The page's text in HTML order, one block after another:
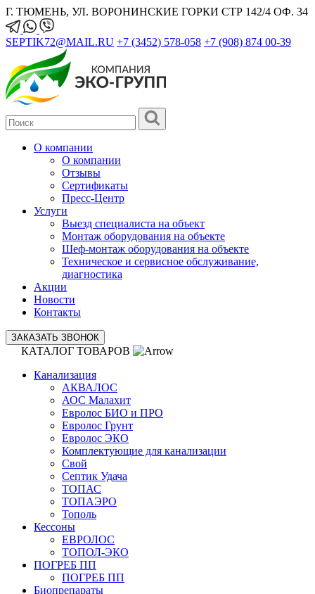
Г. ТЮМЕНЬ, УЛ. ВОРОНИНСКИЕ ГОРКИ СТР 142/4 ОФ. 34
SEPTIK72@MAIL.RU +7 (3452) 578-058 +7 (908) 874 00-39
О компании
О компании
Отзывы
Сертификаты
Пресс-Центр
Услуги
Выезд специалиста на объект
Монтаж оборудования на объекте
Шеф-монтаж оборудования на объекте
Техническое и сервисное обслуживание,
диагностика
Акции
Новости
Контакты
ЗАКАЗАТЬ ЗВОНОК
КАТАЛОГ ТОВАРОВ
Канализация
АКВАЛОС
АОС Малахит
Евролос БИО и ПРО
Евролос Грунт
Евролос ЭКО
Комплектующие для канализации
Свой
Септик Удача
ТОПАС
ТОПАЭРО
Тополь
Кессоны
ЕВРОЛОС
ТОПОЛ-ЭКО
ПОГРЕБ ПП
ПОГРЕБ ПП
Биопрепараты